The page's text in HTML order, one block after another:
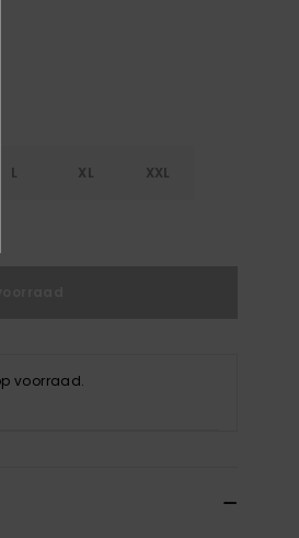
L XL XXL
voorraad.